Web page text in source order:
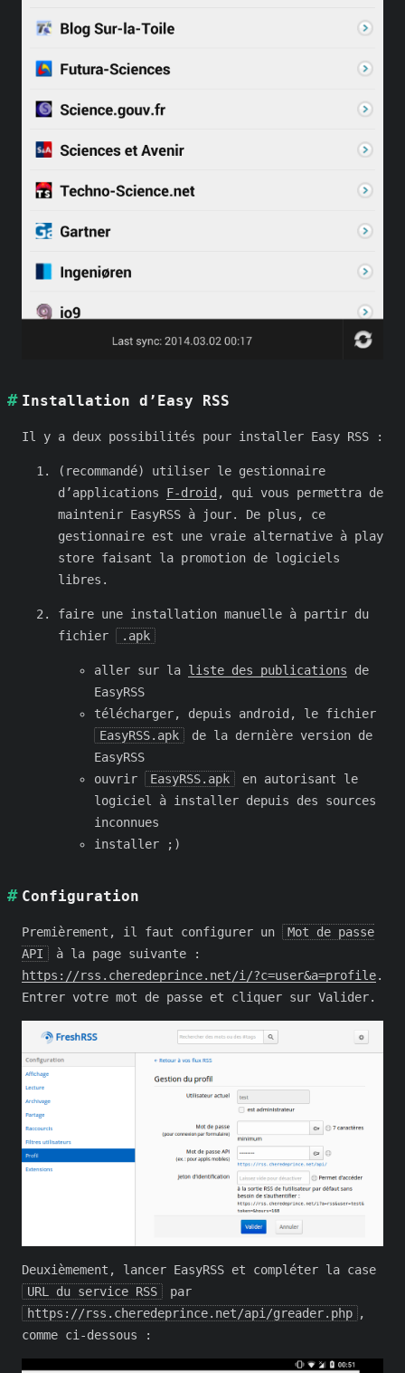
Installation d’Easy RSS
Il y a deux possibilités pour installer Easy RSS :
(recommandé) utiliser le gestionnaire
d’applications F-droid , qui vous permettra de
maintenir EasyRSS à jour. De plus, ce
gestionnaire est une vraie alternative à play
store faisant la promotion de logiciels
libres.
faire une installation manuelle à partir du
fichier
.apk
aller sur la liste des publications de
EasyRSS
télécharger, depuis android, le fichier
EasyRSS.apk
de la dernière version de
EasyRSS
ouvrir
EasyRSS.apk
en autorisant le
logiciel à installer depuis des sources
inconnues
installer ;)
Configuration
Premièrement, il faut configurer un
Mot de passe
API
à la page suivante :
https://rss.cheredeprince.net/i/?c=user&a=profile.
Entrer votre mot de passe et cliquer sur Valider.
Deuxièmement, lancer EasyRSS et compléter la case
URL du service RSS
par
https://rss.cheredeprince.net/api/greader.php ,
comme ci-dessous :